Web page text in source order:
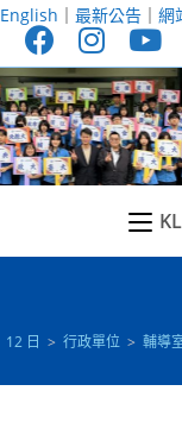
English ｜ 最新公告｜ 網
12 日 > 行政單位 > 輔導